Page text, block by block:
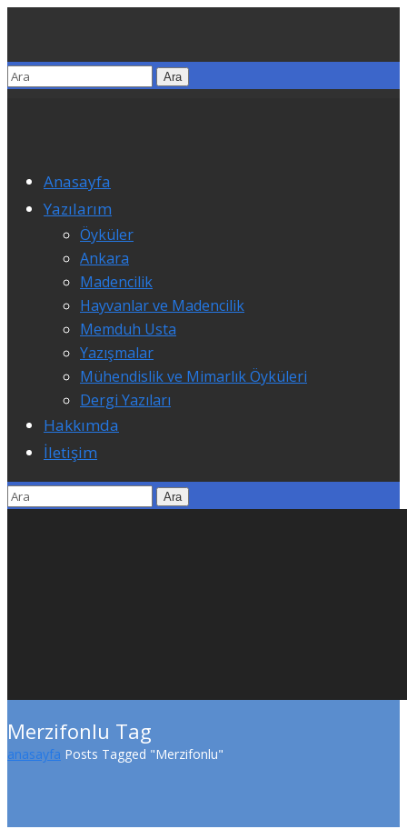
Anasayfa
Yazılarım
Öyküler
Ankara
Madencilik
Hayvanlar ve Madencilik
Memduh Usta
Yazışmalar
Mühendislik ve Mimarlık Öyküleri
Dergi Yazıları
Hakkımda
İletişim
Merzifonlu Tag
anasayfa Posts Tagged "Merzifonlu"